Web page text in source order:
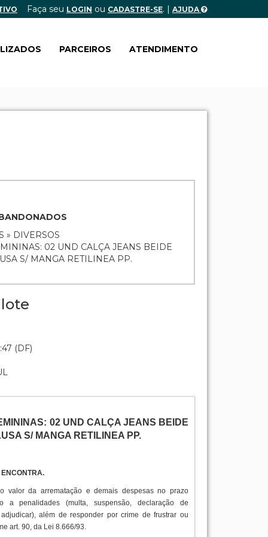
Faça seu LOGIN ou CADASTRE-SE. | AJUDA
PARCEIROS ATENDIMENTO
» DIVERSOS
02 UND CALÇA JEANS BEIDE
S/ MANGA RETILINEA PP.
(DF)
02 UND CALÇA JEANS BEIDE
S/ MANGA RETILINEA PP.
valor da arrematação e demais despesas no prazo
a penalidades (multa, suspensão, declaração de
além de responder por crime de frustrar ou
art. 90, da Lei 8.666/93.